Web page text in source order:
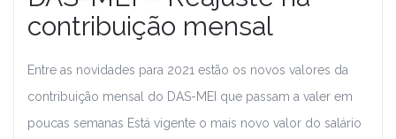
contribuição mensal
Entre as novidades para 2021 estão os novos valores da
contribuição mensal do DAS-MEI que passam a valer em
poucas semanas Está vigente o mais novo valor do salário